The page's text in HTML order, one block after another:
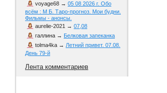
voyage68 → 05 08 2026 г. Обо
всём : М Б. Таро-прогноз. Мои будни.
Фильмы - анонсы.
aurelie-2021 → 07,08
галлина → Белковая запеканка
tolma4ka → Летний привет. 07.08.
День 79-й
Лента комментариев